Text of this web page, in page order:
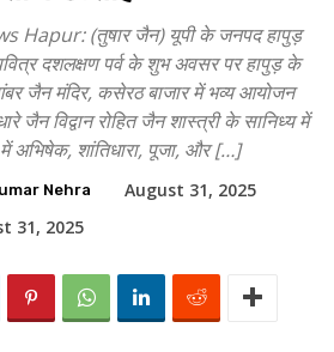
Hapur: (तुषार जैन) यूपी के जनपद हापुड़
दशलक्षण पर्व के शुभ अवसर पर हापुड़ के
जैन मंदिर, कसेरठ बाजार में भव्य आयोजन
जैन विद्वान रोहित जैन शास्त्री के सानिध्य में
अभिषेक, शांतिधारा, पूजा, और […]
Nehra
August 31, 2025
31, 2025